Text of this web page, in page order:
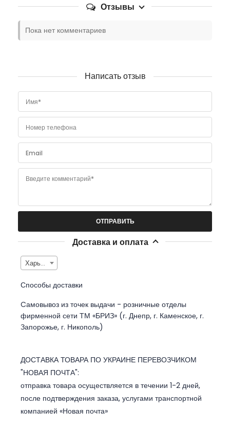
Отзывы
Пока нет комментариев
Написать отзыв
Имя*
Номер телефона
Email
Введите комментарий*
Доставка и оплата
Харьков
Способы доставки
Cамовывоз из точек выдачи - розничные отделы
фирменной сети ТМ «БРИЗ» (г. Днепр, г. Каменское, г.
Запорожье, г. Никополь)
ДОСТАВКА ТОВАРА ПО УКРАИНЕ ПЕРЕВОЗЧИКОМ
"НОВАЯ ПОЧТА":
отправка товара осуществляется в течении 1-2 дней,
после подтверждения заказа, услугами транспортной
компанией «Новая почта»